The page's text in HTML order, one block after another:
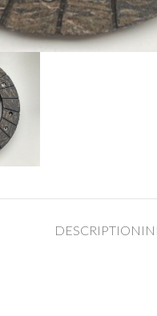
DESCRIPTION